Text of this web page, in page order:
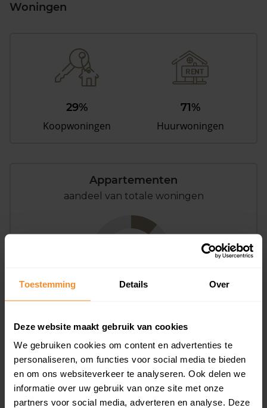
Toestemming Details Over
Deze website maakt gebruik van cookies
We gebruiken cookies om content en advertenties te
personaliseren, om functies voor social media te bieden
en om ons websiteverkeer te analyseren. Ook delen we
informatie over uw gebruik van onze site met onze
partners voor social media, adverteren en analyse. Deze
Woningen
29%
Koopwoningen
71%
Huurwoningen
Appartementen
aandeel van totale woningen
Bouwjaar